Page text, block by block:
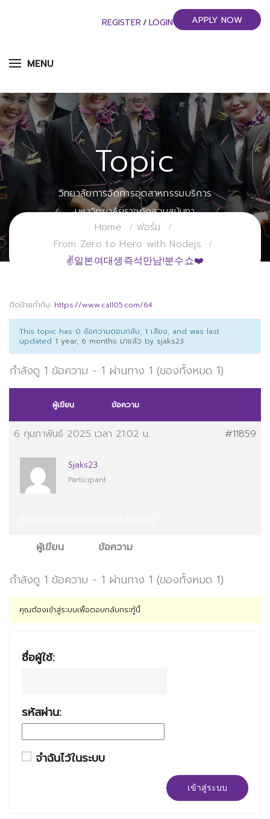
MENU
REGISTER / LOGIN APPLY NOW
Topic
วิทยาลัยการจัดการอุตสาหกรรมบริการ
มหาวิทยาลัยราชภัฏสวนสุนันทา
Home
ฟอรั่ม
From Zero to Hero with Nodejs
✌일본여대생즉석만남!분수쇼❤️
ติดป้ายกำกับ: https://www.call05.com/64
This topic has 0 ข้อความตอบกลับ, 1 เสียง, and was last
updated 1 year, 6 months มาแล้ว by sjaks23.
กำลังดู 1 ข้อความ - 1 ผ่านทาง 1 (ของทั้งหมด 1)
ผู้เขียน ข้อความ
6 กุมภาพันธ์ 2025 เวลา 21:02 น. #11859
Sjaks23
Participant
ผู้เขียน
ข้อความ
กำลังดู 1 ข้อความ - 1 ผ่านทาง 1 (ของทั้งหมด 1)
คุณต้องเข้าสู่ระบบเพื่อตอบกลับกระทู้นี้
ชื่อผู้ใช้:
รหัสผ่าน:
จำฉันไว้ในระบบ
เข้าสู่ระบบ